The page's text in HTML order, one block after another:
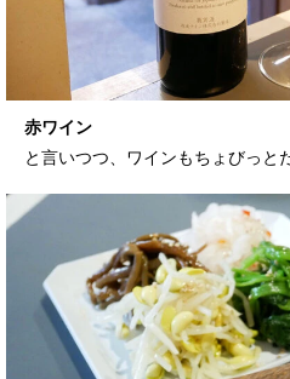
赤ワイン
と言いつつ、ワインもちょびっと